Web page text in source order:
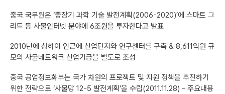
중국 국무원은 ‘중장기 과학 기술 발전계획(2006-2020)’에 스마트 그
리드 등 사물인터넷 분야에 6조원을 투자한다고 발표
2010년에 상하이 인근에 산업단지와 연구센터를 구축 & 8,611억원 규
모의 사물네트워크 산업기금을 별도로 조성
중국 공업정보화부는 국가 차원의 프로젝트 및 지원 정책을 추진하기
위한 전략으로 ‘사물망 12-5 발전계획’을 수립(2011.11.28) – 주요내용